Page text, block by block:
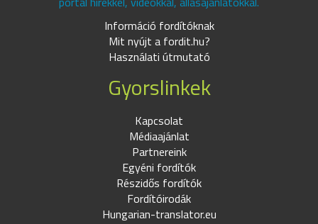
Információ fordítóknak
Mit nyújt a fordit.hu?
Használati útmutató
Gyorslinkek
Kapcsolat
Médiaajánlat
Partnereink
Egyéni fordítók
Részidős fordítók
Fordítóirodák
Hungarian-translator.eu